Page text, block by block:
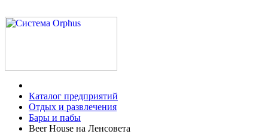
Каталог предприятий
Отдых и развлечения
Бары и пабы
Beer House на Ленсовета